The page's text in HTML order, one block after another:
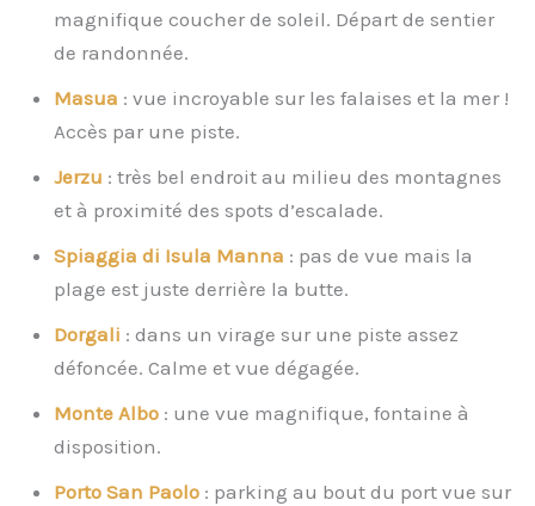
magnifique coucher de soleil. Départ de sentier
de randonnée.
Masua : vue incroyable sur les falaises et la mer !
Accès par une piste.
Jerzu : très bel endroit au milieu des montagnes
et à proximité des spots d’escalade.
Spiaggia di Isula Manna : pas de vue mais la
plage est juste derrière la butte.
Dorgali : dans un virage sur une piste assez
défoncée. Calme et vue dégagée.
Monte Albo : une vue magnifique, fontaine à
disposition.
Porto San Paolo : parking au bout du port vue sur